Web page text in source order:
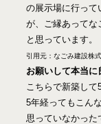
の展示場に行って
が、ご縁あってな
と思っています。
引用元：なごみ建設株
お願いして本当に
こちらで新築して
5年経ってもこん
思っていなかっ